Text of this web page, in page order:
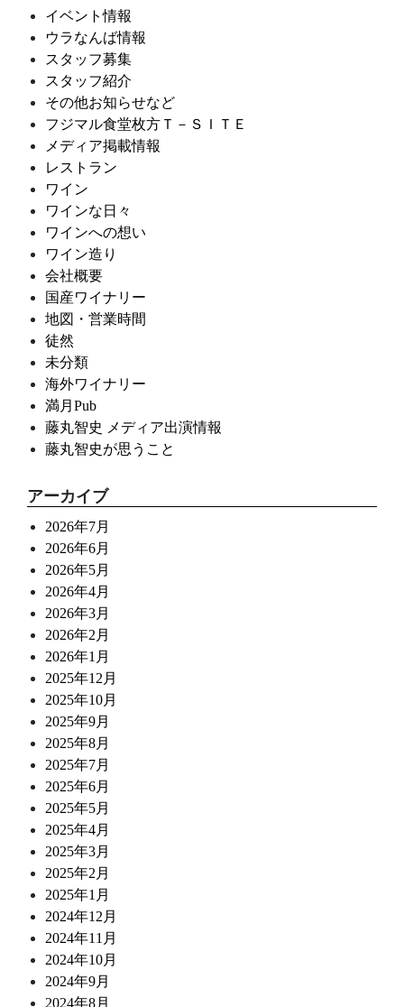
イベント情報
ウラなんば情報
スタッフ募集
スタッフ紹介
その他お知らせなど
フジマル食堂枚方Ｔ－ＳＩＴＥ
メディア掲載情報
レストラン
ワイン
ワインな日々
ワインへの想い
ワイン造り
会社概要
国産ワイナリー
地図・営業時間
徒然
未分類
海外ワイナリー
満月Pub
藤丸智史 メディア出演情報
藤丸智史が思うこと
アーカイブ
2026年7月
2026年6月
2026年5月
2026年4月
2026年3月
2026年2月
2026年1月
2025年12月
2025年10月
2025年9月
2025年8月
2025年7月
2025年6月
2025年5月
2025年4月
2025年3月
2025年2月
2025年1月
2024年12月
2024年11月
2024年10月
2024年9月
2024年8月